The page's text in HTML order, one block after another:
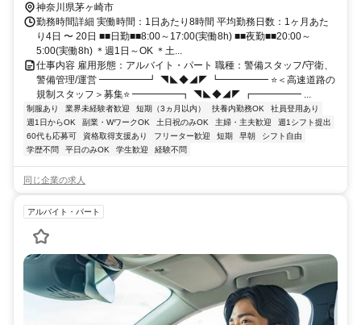
神奈川県茅ヶ崎市
勤務時間詳細 実働時間：1日あたり8時間 平均勤務日数：1ヶ月あた
り4日 〜 20日 ■■日勤■■8:00～17:00(実働8h) ■■夜勤■■20:00～
5:00(実働8h) ＊週1日～OK ＊土...
仕事内容 雇用形態：アルバイト・パート 職種：警備スタッフ/守衛、
警備管理/運営 ━━━━━┛ ◥◣◆◢◤ ┗━━━━━ ⭐＜高速道路の
規制スタッフ＞募集⭐ ━━━━━┓ ◥◣◆◢◤ ┏━━━━━ ...
制服あり 業界未経験者歓迎 短期（3ヵ月以内） 扶養内勤務OK
社員登用あり
週1日からOK
副業・WワークOK 土日祝のみOK 主婦・主夫歓迎
週1シフト提出
60代も応募可
資格取得支援あり フリーター歓迎 短期 早朝
シフト自由
学歴不問
平日のみOK 学生歓迎 経験不問
同じ企業の求人
アルバイト・パート